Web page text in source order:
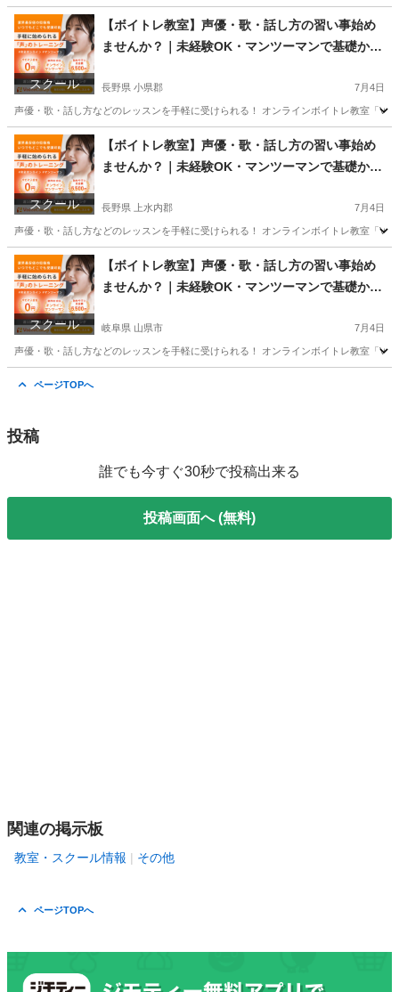
長野 下高井郡 その他 声優
スクール
【ボイトレ教室】声優・歌・話し方の習い事始め
ませんか？｜未経験OK・マンツーマンで基礎から
迎
長野県 小県郡 7月4日
声優・歌・話し方などのレッスンを手軽に受けられる！ オンラインボイトレ教室「
長野 小県郡 その他 声優
スクール
【ボイトレ教室】声優・歌・話し方の習い事始め
ませんか？｜未経験OK・マンツーマンで基礎から
迎
長野県 上水内郡 7月4日
声優・歌・話し方などのレッスンを手軽に受けられる！ オンラインボイトレ教室「
長野 上水内郡 その他
スクール
【ボイトレ教室】声優・歌・話し方の習い事始め
ませんか？｜未経験OK・マンツーマンで基礎から
迎
岐阜県 山県市 7月4日
声優・歌・話し方などのレッスンを手軽に受けられる！ オンラインボイトレ教室「
ページTOPへ
投稿
誰でも今すぐ30秒で投稿出来る
投稿画面へ (無料)
関連の掲示板
教室・スクール情報 その他
ページTOPへ